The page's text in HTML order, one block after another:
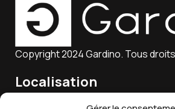
Copyright 2024 Gardino. Tous
Localisation